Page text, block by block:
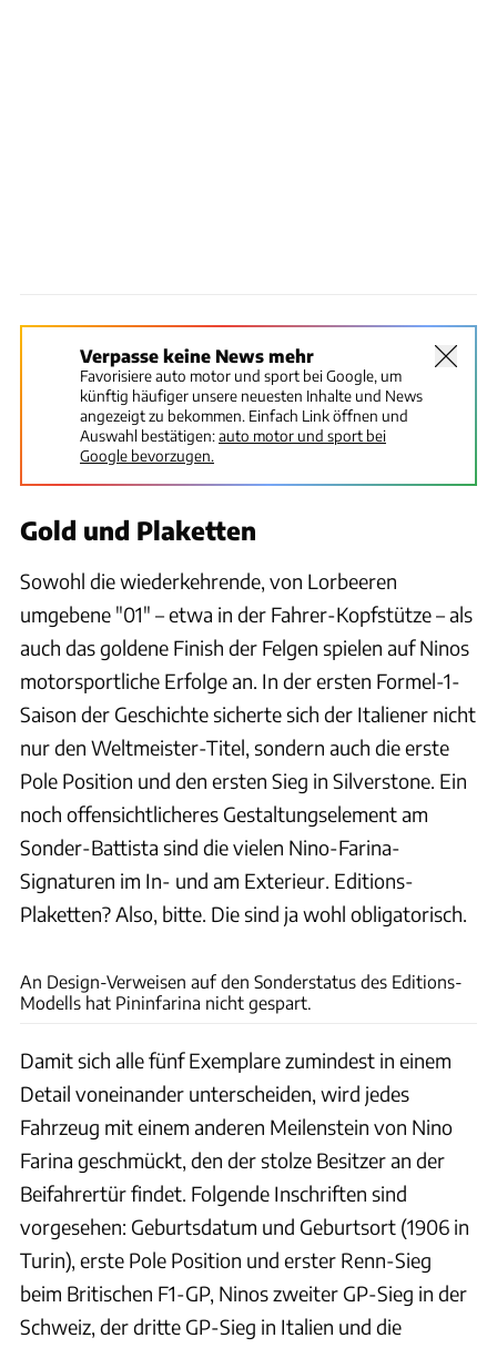
Verpasse keine News mehr
Favorisiere auto motor und sport bei Google, um
künftig häufiger unsere neuesten Inhalte und News
angezeigt zu bekommen. Einfach Link öffnen und
Auswahl bestätigen:auto motor und sport bei
Google bevorzugen.
Gold und Plaketten
Sowohl die wiederkehrende, von Lorbeeren
umgebene "01" – etwa in der Fahrer-Kopfstütze – als
auch das goldene Finish der Felgen spielen auf Ninos
motorsportliche Erfolge an. In der ersten Formel-1-
Saison der Geschichte sicherte sich der Italiener nicht
nur den Weltmeister-Titel, sondern auch die erste
Pole Position und den ersten Sieg in Silverstone. Ein
noch offensichtlicheres Gestaltungselement am
Sonder-Battista sind die vielen Nino-Farina-
Signaturen im In- und am Exterieur. Editions-
Plaketten? Also, bitte. Die sind ja wohl obligatorisch.
An Design-Verweisen auf den Sonderstatus des Editions-
Modells hat Pininfarina nicht gespart.
Damit sich alle fünf Exemplare zumindest in einem
Detail voneinander unterscheiden, wird jedes
Fahrzeug mit einem anderen Meilenstein von Nino
Farina geschmückt, den der stolze Besitzer an der
Beifahrertür findet. Folgende Inschriften sind
vorgesehen: Geburtsdatum und Geburtsort (1906 in
Turin), erste Pole Position und erster Renn-Sieg
beim Britischen F1-GP, Ninos zweiter GP-Sieg in der
Schweiz, der dritte GP-Sieg in Italien und die